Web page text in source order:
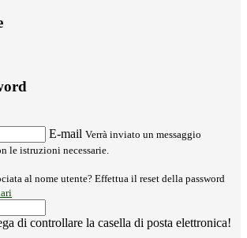
E-mail Verrà inviato un messaggio
le istruzioni necessarie.
al nome utente? Effettua il reset della password
di controllare la casella di posta elettronica!